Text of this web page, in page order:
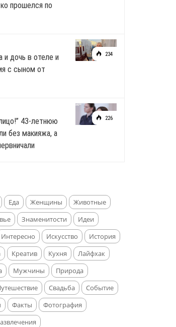
прошелся по
234
и дочь в отеле и
с сыном от
226
43-летнюю
без макияжа, а
Еда Женщины
Животные
Знаменитости
Идеи
Интересно Искусство
История
Креатив Кухня
Лайфхак
Мужчины
Природа
Свадьба
Событие
Факты
Фотография